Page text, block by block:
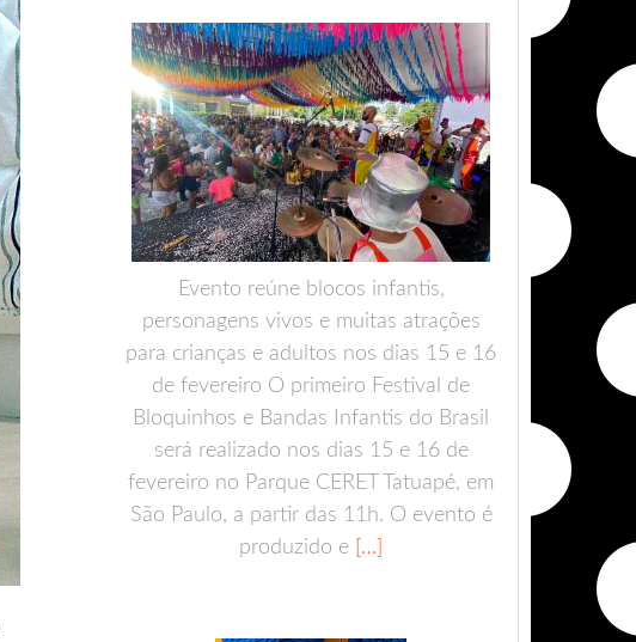
Evento reúne blocos infantis,
personagens vivos e muitas atrações
para crianças e adultos nos dias 15 e 16
de fevereiro O primeiro Festival de
Bloquinhos e Bandas Infantis do Brasil
será realizado nos dias 15 e 16 de
fevereiro no Parque CERET Tatuapé, em
São Paulo, a partir das 11h. O evento é
produzido e […]